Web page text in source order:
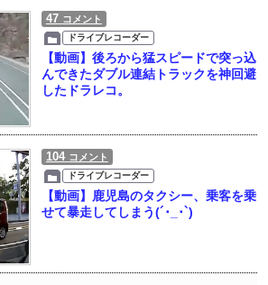
47 コメント
ドライブレコーダー
【動画】後ろから猛スピードで突っ込
んできたダブル連結トラックを神回避
したドラレコ。
104 コメント
ドライブレコーダー
【動画】鹿児島のタクシー、乗客を乗
せて暴走してしまう(´･_･`)